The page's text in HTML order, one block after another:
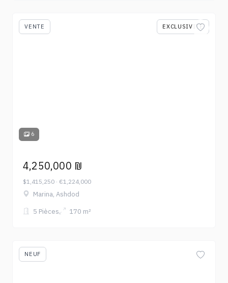
VENTE EXCLUSIVITÉ
6
4,250,000 ₪
$1,415,250 · €1,224,000
Marina, Ashdod
5 Pièces
170 m²
NEUF